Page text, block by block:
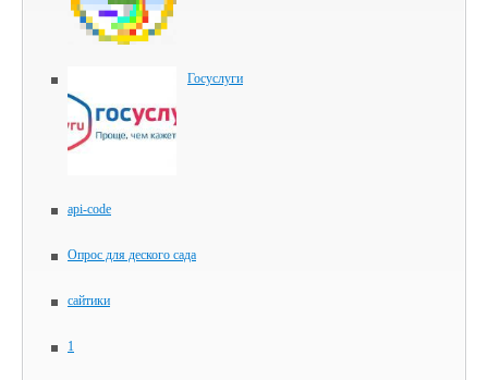
Госуслуги
api-code
Опрос для деского сада
сайтики
1